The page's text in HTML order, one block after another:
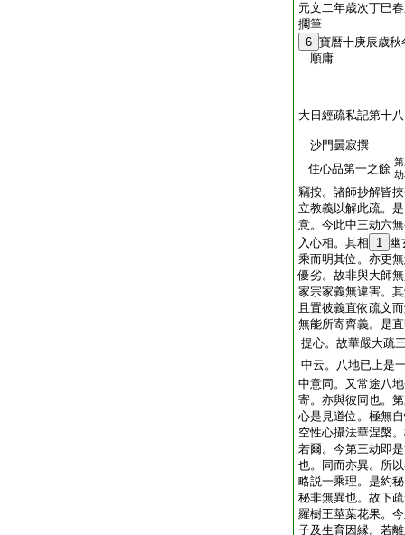
元文二年歳次丁巳
擱筆
6 寶暦十庚辰歳
順庸
大日經疏私記第十八
沙門曇寂撰
住心品第一之餘
竊按。諸師抄解皆
立教義以解此疏。
意。今此中三劫六
入心相。其相
1 幽
乘而明其位。亦更
優劣。故非與大師
家宗家義無違害。
且置彼義直依疏文
無能所寄齊義。是
提心。故華嚴大疏
中云。八地已上是
中意同。又常途八
寄。亦與彼同也。
心是見道位。極無
空性心攝法華涅槃
若爾。今第三劫即
也。同而亦異。所
略説一乘理。是約
秘非無異也。故下
羅樹王莖葉花果。
子及生育因縁。若